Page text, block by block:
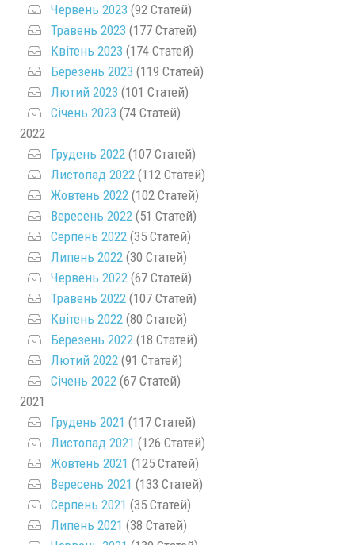
Червень 2023 (92 Статей)
Травень 2023 (177 Статей)
Квітень 2023 (174 Статей)
Березень 2023 (119 Статей)
Лютий 2023 (101 Статей)
Січень 2023 (74 Статей)
2022
Грудень 2022 (107 Статей)
Листопад 2022 (112 Статей)
Жовтень 2022 (102 Статей)
Вересень 2022 (51 Статей)
Серпень 2022 (35 Статей)
Липень 2022 (30 Статей)
Червень 2022 (67 Статей)
Травень 2022 (107 Статей)
Квітень 2022 (80 Статей)
Березень 2022 (18 Статей)
Лютий 2022 (91 Статей)
Січень 2022 (67 Статей)
2021
Грудень 2021 (117 Статей)
Листопад 2021 (126 Статей)
Жовтень 2021 (125 Статей)
Вересень 2021 (133 Статей)
Серпень 2021 (35 Статей)
Липень 2021 (38 Статей)